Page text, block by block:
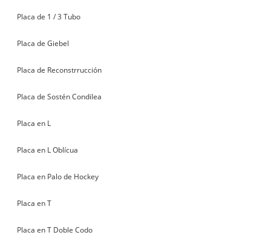
Placa de 1 / 3 Tubo
Placa de Giebel
Placa de Reconstrrucción
Placa de Sostén Condilea
Placa en L
Placa en L Oblícua
Placa en Palo de Hockey
Placa en T
Placa en T Doble Codo